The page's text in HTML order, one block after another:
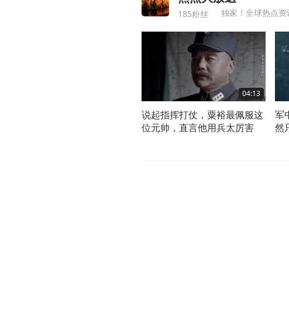
185粉丝 独家！全球热点资
04:13
说起指挥打仗，粟裕最佩服这
位元帅，直言他用兵太厉害
军
然